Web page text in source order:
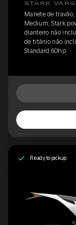
STARK
Manete de
Medium, Stark
dianteiro não
de titânio não
Standard 60hp
Ready to pickup